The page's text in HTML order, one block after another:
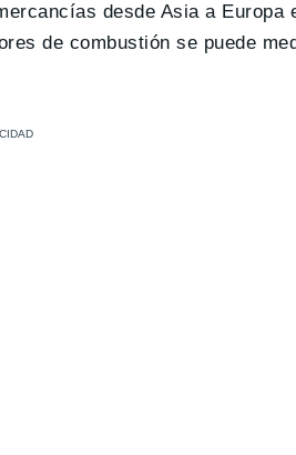
desde Asia a Europa
de combustión se puede